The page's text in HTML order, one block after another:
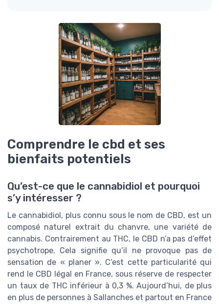
Comprendre le cbd et ses
bienfaits potentiels
Qu’est-ce que le cannabidiol et pourquoi
s’y intéresser ?
Le cannabidiol, plus connu sous le nom de CBD, est un
composé naturel extrait du chanvre, une variété de
cannabis. Contrairement au THC, le CBD n’a pas d’effet
psychotrope. Cela signifie qu’il ne provoque pas de
sensation de « planer ». C’est cette particularité qui
rend le CBD légal en France, sous réserve de respecter
un taux de THC inférieur à 0,3 %. Aujourd’hui, de plus
en plus de personnes à Sallanches et partout en France